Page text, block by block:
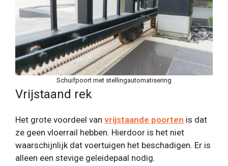
Schuifpoort met stellingautomatisering
Vrijstaand rek
Het grote voordeel van vrijstaande poorten is dat
ze geen vloerrail hebben. Hierdoor is het niet
waarschijnlijk dat voertuigen het beschadigen. Er is
alleen een stevige geleidepaal nodig.